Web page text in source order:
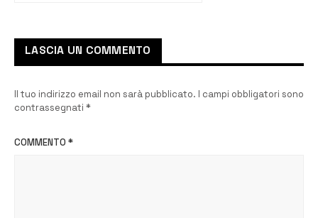
LASCIA UN COMMENTO
Il tuo indirizzo email non sarà pubblicato. I campi obbligatori sono
contrassegnati *
COMMENTO *